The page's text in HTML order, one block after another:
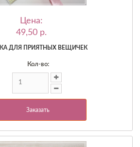
Цена:
49,50 p.
ДЛЯ ПРИЯТНЫХ ВЕЩИЧЕК
Кол-во:
Заказать